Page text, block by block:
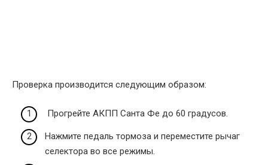
Проверка производится следующим образом:
Прогрейте АКПП Санта Фе до 60 градусов.
Нажмите педаль тормоза и переместите рычаг
селектора во все режимы.